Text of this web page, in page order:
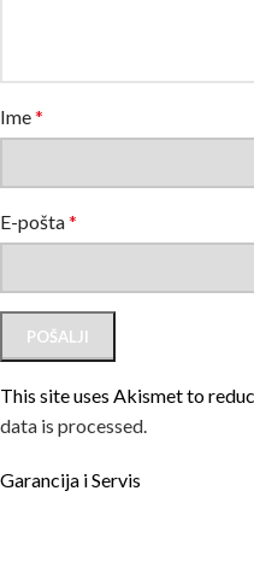
Ime*
E-pošta*
This site uses Akismet to
data is processed.
Garancija i Servis